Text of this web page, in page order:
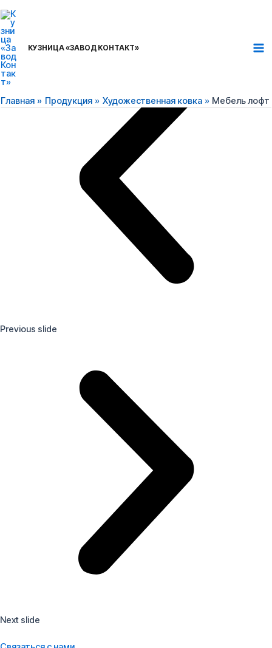
к
содержимому
КУЗНИЦА «ЗАВОД КОНТАКТ»
Главная Продукция Художественная ковка Мебель лофт
Previous slide
Next slide